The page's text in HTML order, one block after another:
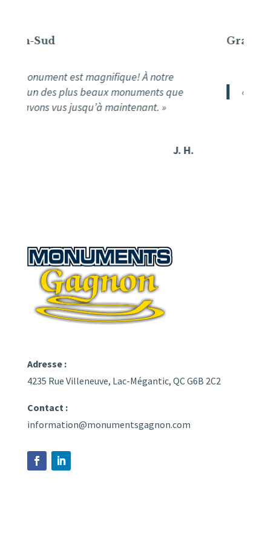
magnifique! À notre
beaux monuments que
maintenant. »
Gravures au
« Service incroyable
Adresse :
4235 Rue Villeneuve, Lac-Mégantic, QC G6B 2C2
Contact :
information@monumentsgagnon.com